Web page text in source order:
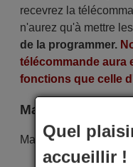
recevrez la
n'aurez qu'à mettre
de la programmer.
télécommande aura
fonctions que celle
Marque
Marque: Magnex
Quel
accueillir !